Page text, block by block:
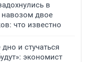
в
навозом двое
что известно
и стучаться
экономист